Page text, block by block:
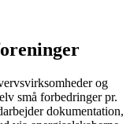
og
små forbedringer pr.
dokumentation,